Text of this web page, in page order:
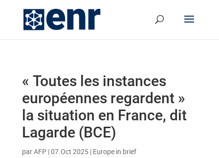
« Toutes les instances
européennes regardent »
la situation en France, dit
Lagarde (BCE)
parAFP|07.Oct 2025| Europe in brief